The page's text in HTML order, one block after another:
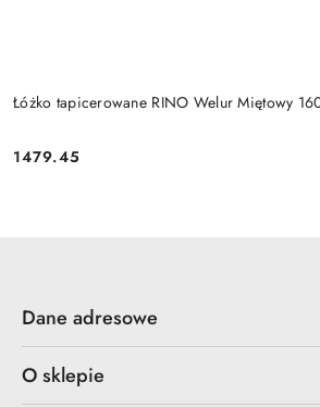
Łóżko tapicerowane RINO Welur Miętowy
Cena:
1479.45
Dane adresowe
O sklepie